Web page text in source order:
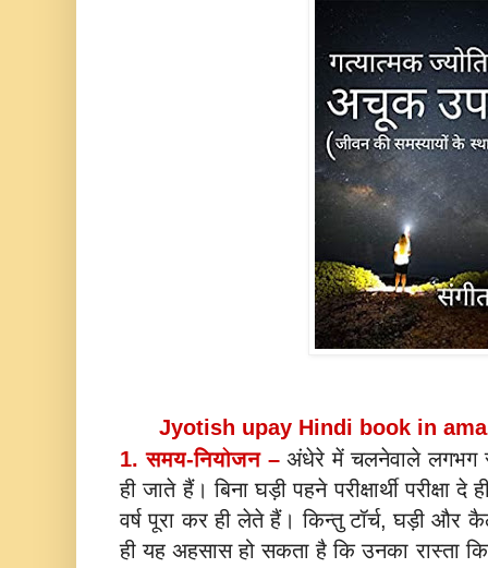
Jyotish upay Hindi book in
1. समय-नियोजन –अंधेरे में चलनेवाले लगभग
ही जाते हैं। बिना घड़ी पहने परीक्षार्थी
वर्ष पूरा कर ही लेते हैं। किन्तु टॉर्च, घड़ी और
ही यह अहसास हो सकता है कि उनका रास्ता